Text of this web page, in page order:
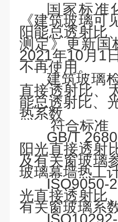
国家标准
《建筑玻璃
阳能总透射比
测定》更新国
2021年10月1
不再使用。
建筑玻璃
直接透射比、
能总透射比、
热系数
符合标准
GB/T
阳光直接透射
及有关窗玻璃
玻璃幕墙热工
ISO9050-
光直接透射比
有关窗玻璃系